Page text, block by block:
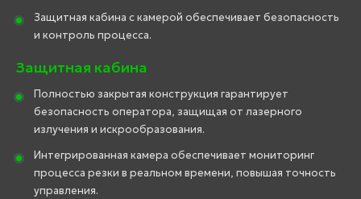
Защитная кабина с камерой обеспечивает безопасность
и контроль процесса.
Защитная кабина
Полностью закрытая конструкция гарантирует
безопасность оператора, защищая от лазерного
излучения и искрообразования.
Интегрированная камера обеспечивает мониторинг
процесса резки в реальном времени, повышая точность
управления.